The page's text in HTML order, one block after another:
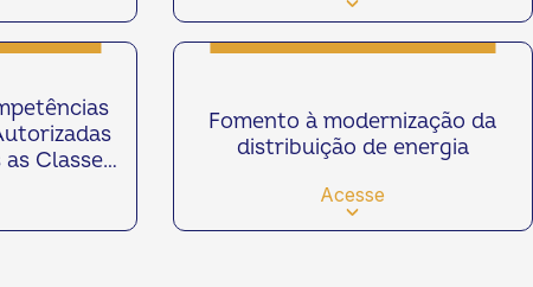
Classes
Fomento à modernização da
distribuição de energia
Acesse